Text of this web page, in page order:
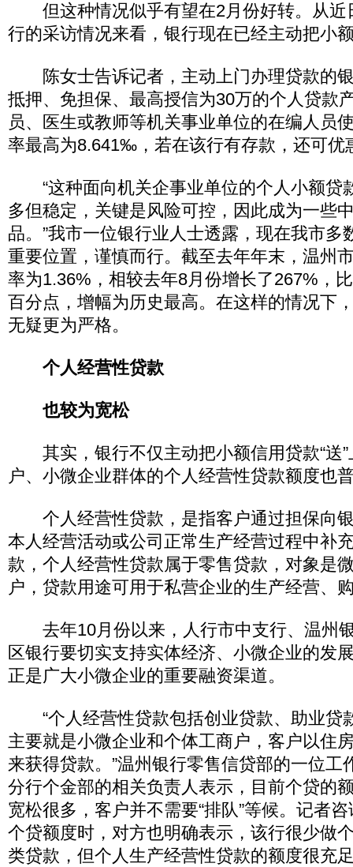
但这种情况似乎有望在2月份好转。从近
行的采访情况来看，银行现在已经主动把小
陈女士告诉记者，主动上门办理贷款的
抵押、免担保、最高授信为30万的个人贷款
员、医生或教师等机关事业单位的在编人员
率最高为8.641‰，若在该行有存款，还可
“这种面向机关企事业单位的个人小额贷
多但稳定，关键是风险可控，因此成为一些
品。”我市一位银行业人士透露，现在我市多
重要位置，谨慎而行。截至去年年末，温州
率为1.36%，相较去年8月份增长了267%，
百分点，增幅为历史最高。在这样的情况下
无疑更为严格。
个人经营性贷款
也较为宽松
其实，银行不仅主动把小额信用贷款“送”
户、小微企业群体的个人经营性贷款额度也
个人经营性贷款，是指客户通过担保向
本人经营活动或公司正常生产经营过程中补
款，个人经营性贷款属于零售贷款，对象是
户，贷款用途可用于私营企业的生产经营、
去年10月份以来，人行市中支行、温州
区银行要切实支持实体经济、小微企业的发
正是广大小微企业的重要融资渠道。
“个人经营性贷款包括创业贷款、助业贷
主要就是小微企业和个体工商户，客户以住
来获得贷款。”温州银行零售信贷部的一位工
分行个金部的相关负责人表示，目前个贷的
宽松很多，客户并不需要“排队”等候。记者
个贷额度时，对方也明确表示，该行很少做
类贷款，但个人生产经营性贷款的额度很充